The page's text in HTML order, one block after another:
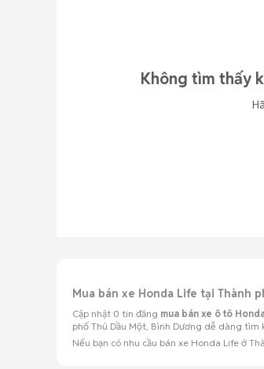
Không tìm thấy
Mua bán xe Honda Life tại Thành
Cập nhật 0 tin đăng mua bán xe ô tô
phố Thủ Dầu Một, Bình Dương dễ dàng
Nếu bạn có nhu cầu bán xe Honda Life ở